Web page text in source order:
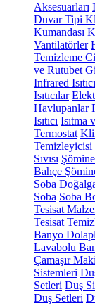
Aksesuarları
Duvar Tipi
Kumandası
Vantilatörler
Temizleme
ve Rutubet
Infrared
Isıtıcılar
Havlupanlar
Isıtıcı Isıtma
Termostat
Temizleyicisi
Sıvısı Şömine
Bahçe
Soba
Soba Soba
Tesisat
Tesisat
Banyo
Lavabolu
Çamaşır
Sistemleri
Setleri Duş
Duş Setleri